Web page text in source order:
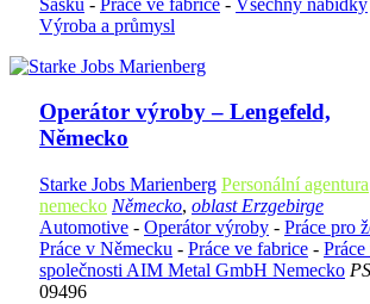
Výroba a průmysl
Operátor výroby – Lengefeld,
Německo
Starke Jobs Marienberg Personální agentura
nemecko Německo, oblast Erzgebirge
Automotive - Operátor výroby - Práce pro
Práce v Německu - Práce ve fabrice - Práce
společnosti AIM Metal GmbH Nemecko
09496